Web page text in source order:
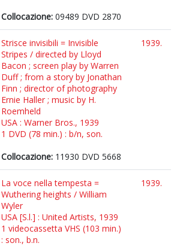
Collocazione: 09489 DVD 2870
Strisce invisibili = Invisible
Stripes / directed by Lloyd
Bacon ; screen play by Warren
Duff ; from a story by Jonathan
Finn ; director of photography
Ernie Haller ; music by H.
Roemheld
USA : Warner Bros., 1939
1 DVD (78 min.) : b/n, son.
Collocazione: 11930 DVD 5668
1939.
La voce nella tempesta =
Wuthering heights / William
Wyler
USA [S.l.] : United Artists, 1939
1 videocassetta VHS (103 min.)
: son., b.n.
1939.